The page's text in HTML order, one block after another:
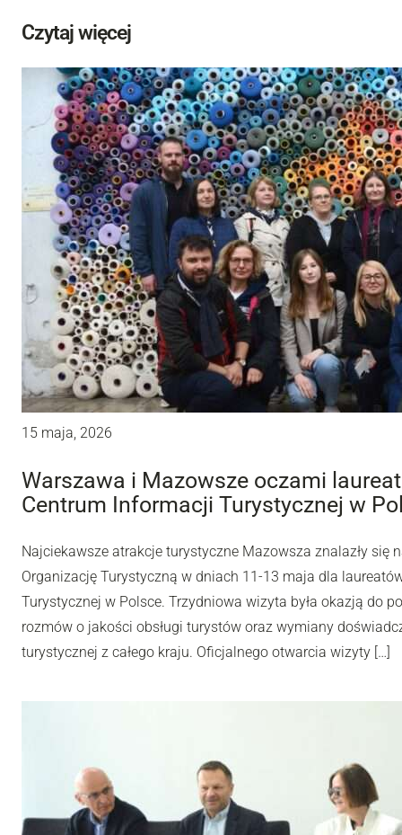
Czytaj więcej
15 maja, 2026
Warszawa i Mazowsze oczami
Centrum Informacji Turystycznej w
Najciekawsze atrakcje turystyczne Mazowsza znalazły się
Organizację Turystyczną w dniach 11-13 maja dla
Turystycznej w Polsce. Trzydniowa wizyta była okazją do
rozmów o jakości obsługi turystów oraz wymiany
turystycznej z całego kraju. Oficjalnego otwarcia wizyty […]